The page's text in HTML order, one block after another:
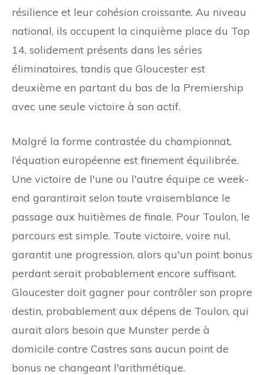
résilience et leur cohésion croissante. Au niveau
national, ils occupent la cinquième place du Top
14, solidement présents dans les séries
éliminatoires, tandis que Gloucester est
deuxième en partant du bas de la Premiership
avec une seule victoire à son actif.
Malgré la forme contrastée du championnat,
l’équation européenne est finement équilibrée.
Une victoire de l'une ou l'autre équipe ce week-
end garantirait selon toute vraisemblance le
passage aux huitièmes de finale. Pour Toulon, le
parcours est simple. Toute victoire, voire nul,
garantit une progression, alors qu'un point bonus
perdant serait probablement encore suffisant.
Gloucester doit gagner pour contrôler son propre
destin, probablement aux dépens de Toulon, qui
aurait alors besoin que Munster perde à
domicile contre Castres sans aucun point de
bonus ne changeant l'arithmétique.